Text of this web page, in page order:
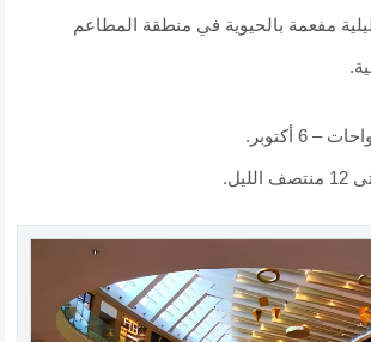
مفعمة بالحيوية في منطقة المطاعم
6 أكتوبر.